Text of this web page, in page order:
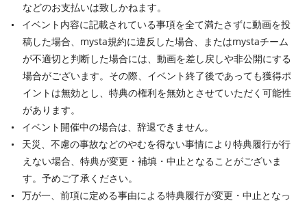
などのお支払いは致しかねます。
イベント内容に記載されている事項を全て満たさずに動画を投
稿した場合、mysta規約に違反した場合、またはmystaチーム
が不適切と判断した場合には、動画を差し戻しや非公開にする
場合がございます。その際、イベント終了後であっても獲得ポ
イントは無効とし、特典の権利を無効とさせていただく可能性
があります。
イベント開催中の場合は、辞退できません。
天災、不慮の事故などのやむを得ない事情により特典履行が行
えない場合、特典が変更・補填・中止となることがございま
す。予めご了承ください。
万が一、前項に定める事由による特典履行が変更・中止となっ